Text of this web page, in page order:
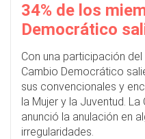
34% de los
Democrático
Con una participación
Cambio Democrático
sus convencionales y
la Mujer y la Juventud.
anunció la anulación en
irregularidades.